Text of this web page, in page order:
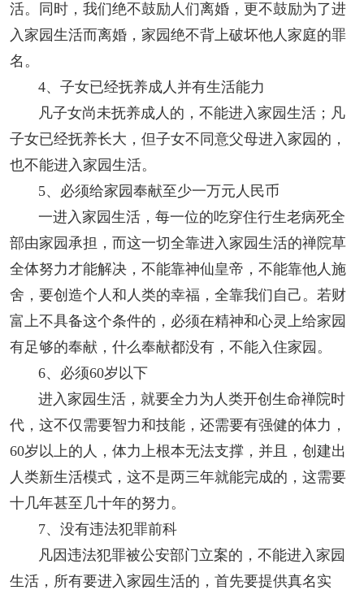
活。同时，我们绝不鼓励人们离婚，更不鼓励为了进
入家园生活而离婚，家园绝不背上破坏他人家庭的罪
名。
4、子女已经抚养成人并有生活能力
凡子女尚未抚养成人的，不能进入家园生活；凡
子女已经抚养长大，但子女不同意父母进入家园的，
也不能进入家园生活。
5、必须给家园奉献至少一万元人民币
一进入家园生活，每一位的吃穿住行生老病死全
部由家园承担，而这一切全靠进入家园生活的禅院草
全体努力才能解决，不能靠神仙皇帝，不能靠他人施
舍，要创造个人和人类的幸福，全靠我们自己。若财
富上不具备这个条件的，必须在精神和心灵上给家园
有足够的奉献，什么奉献都没有，不能入住家园。
6、必须60岁以下
进入家园生活，就要全力为人类开创 生命禅院时
代，这不仅需要智力和技能，还需要有强健的体力，
60岁以上的人，体力上根本无法支撑，并且，创建出
人类新生活模式，这不是两三年就能完成的，这需要
十几年甚至几十年的努力。
7、没有违法犯罪前科
凡因违法犯罪被公安部门立案的，不能进入家园
生活，所有要进入家园生活的，首先要提供真名实